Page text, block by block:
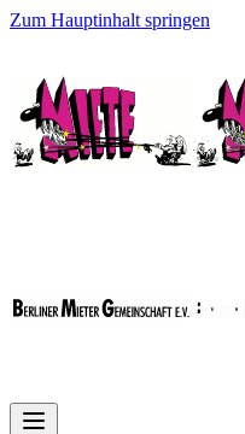
Zum Hauptinhalt springen